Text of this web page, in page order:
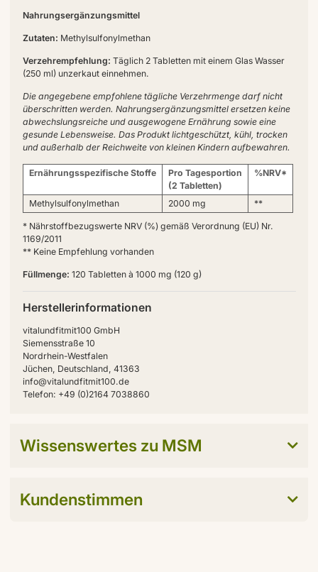
Nahrungsergänzungsmittel
Zutaten: Methylsulfonylmethan
Verzehrempfehlung: Täglich 2 Tabletten mit einem Glas Wasser
(250 ml) unzerkaut einnehmen.
Die angegebene empfohlene tägliche Verzehrmenge darf nicht
überschritten werden. Nahrungsergänzungsmittel ersetzen keine
abwechslungsreiche und ausgewogene Ernährung sowie eine
gesunde Lebensweise. Das Produkt lichtgeschützt, kühl, trocken
und außerhalb der Reichweite von kleinen Kindern aufbewahren.
Ernährungsspezifische Stoffe
Pro Tagesportion
(2 Tabletten)
%NRV*
Methylsulfonylmethan 2000 mg **
* Nährstoffbezugswerte NRV (%) gemäß Verordnung (EU) Nr.
1169/2011
** Keine Empfehlung vorhanden
Füllmenge: 120 Tabletten à 1000 mg (120 g)
Herstellerinformationen
vitalundfitmit100 GmbH
Siemensstraße 10
Nordrhein-Westfalen
Jüchen, Deutschland, 41363
info@vitalundfitmit100.de
Telefon: +49 (0)2164 7038860
Wissenswertes zu MSM
Kundenstimmen